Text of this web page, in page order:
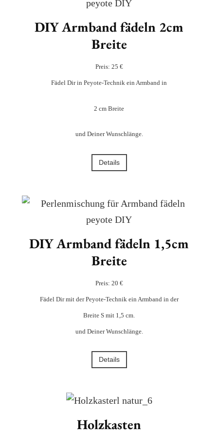
DIY Armband fädeln 2cm
Breite
Preis: 25 €
Fädel Dir in Peyote-Technik ein Armband in
2 cm Breite
und Deiner Wunschlänge.
Details
DIY Armband fädeln 1,5cm
Breite
Preis: 20 €
Fädel Dir mit der Peyote-Technik ein Armband in der
Breite S mit 1,5 cm.
und Deiner Wunschlänge.
Details
Holzkasten